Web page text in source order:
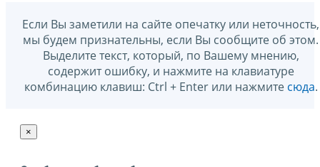
Если Вы заметили на сайте опечатку или неточность,
мы будем признательны, если Вы сообщите об этом.
Выделите текст, который, по Вашему мнению,
содержит ошибку, и нажмите на клавиатуре
комбинацию клавиш: Ctrl + Enter или нажмите сюда.
×